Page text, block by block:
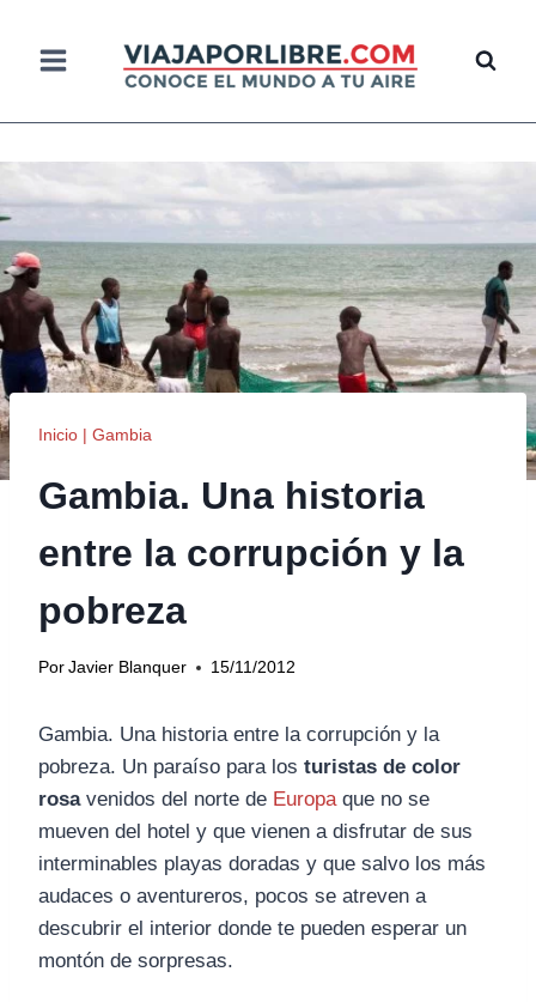
contenido
Inicio | Gambia
Gambia. Una historia
entre la corrupción y la
pobreza
Por Javier Blanquer 15/11/2012
Gambia. Una historia entre la corrupción y la
pobreza. Un paraíso para los turistas de color
rosavenidos del norte de Europaque no se
mueven del hotel y que vienen a disfrutar de sus
interminables playas doradas y que salvo los más
audaces o aventureros, pocos se atreven a
descubrir el interior donde te pueden esperar un
montón de sorpresas.